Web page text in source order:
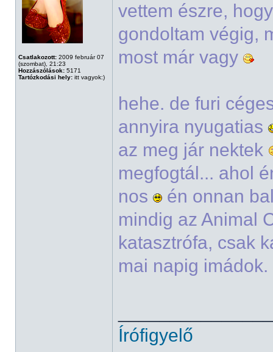
Csatlakozott: 2009 február 07
(szombat), 21:23
Hozzászólások: 5171
Tartózkodási hely: itt vagyok:)
vettem észre,
gondoltam végig,
most már vagy
hehe. de furi
annyira nyugatias
az meg jár nektek
megfogtál... ahol
nos
én onnan
mindig az Animal
katasztrófa, csak
mai napig
Írófigyelő